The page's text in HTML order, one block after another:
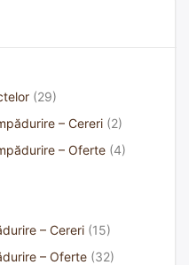
(29)
– Cereri (2)
– Oferte (4)
– Cereri (15)
– Oferte (32)